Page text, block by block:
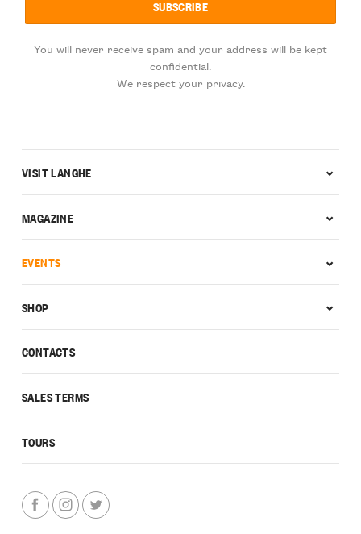
You will never receive spam and your address will be kept
confidential.
We respect your privacy.
CONTACTS
SALES TERMS
TOURS
VISIT LANGHE
MAGAZINE
EVENTS
SHOP